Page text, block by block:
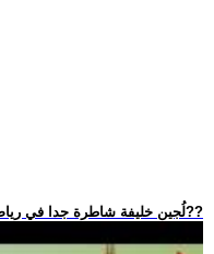
.. لُجين خليفة شاطرة جدا في رياضة الجمباز??‍??.. شوفوا إزاي??